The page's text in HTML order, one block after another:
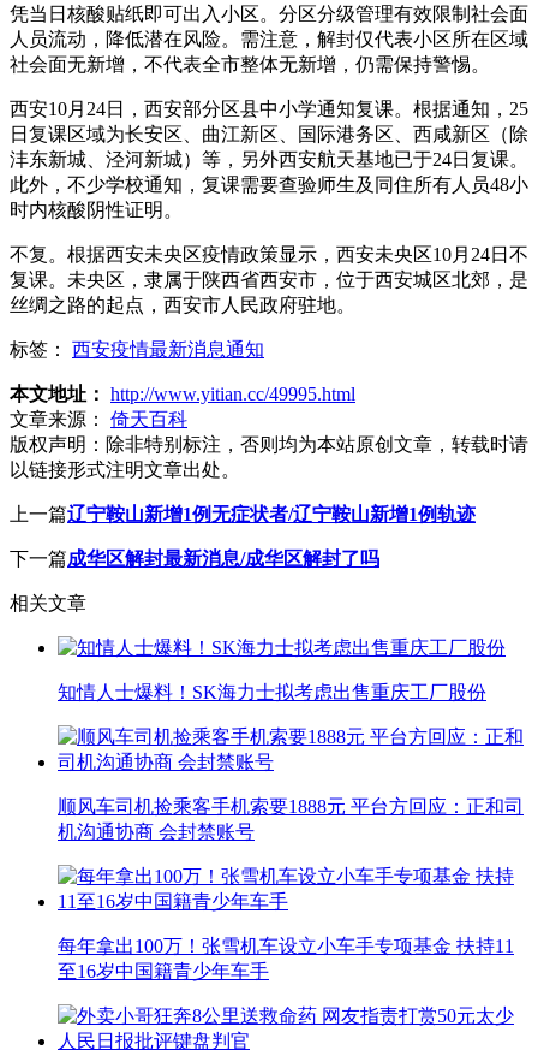
凭当日核酸贴纸即可出入小区。分区分级管理有效限制社会面
人员流动，降低潜在风险。需注意，解封仅代表小区所在区域
社会面无新增，不代表全市整体无新增，仍需保持警惕。
西安10月24日，西安部分区县中小学通知复课。根据通知，25
日复课区域为长安区、曲江新区、国际港务区、西咸新区（除
沣东新城、泾河新城）等，另外西安航天基地已于24日复课。
此外，不少学校通知，复课需要查验师生及同住所有人员48小
时内核酸阴性证明。
不复。根据西安未央区疫情政策显示，西安未央区10月24日不
复课。未央区，隶属于陕西省西安市，位于西安城区北郊，是
丝绸之路的起点，西安市人民政府驻地。
标签： 西安疫情最新消息通知
本文地址： http://www.yitian.cc/49995.html
文章来源：
倚天百科
版权声明： 除非特别标注，否则均为本站原创文章，转载时请
以链接形式注明文章出处。
上一篇辽宁鞍山新增1例无症状者/辽宁鞍山新增1例轨迹
下一篇成华区解封最新消息/成华区解封了吗
相关文章
知情人士爆料！SK海力士拟考虑出售重庆工厂股份
顺风车司机捡乘客手机索要1888元 平台方回应：正和司
机沟通协商 会封禁账号
每年拿出100万！张雪机车设立小车手专项基金 扶持11
至16岁中国籍青少年车手